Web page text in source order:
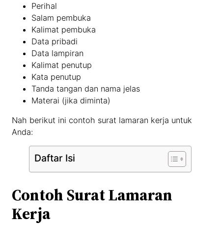
Perihal
Salam pembuka
Kalimat pembuka
Data pribadi
Data lampiran
Kalimat penutup
Kata penutup
Tanda tangan dan nama jelas
Materai (jika diminta)
Nah berikut ini contoh surat lamaran kerja untuk
Anda:
Daftar Isi
Contoh Surat Lamaran
Kerja